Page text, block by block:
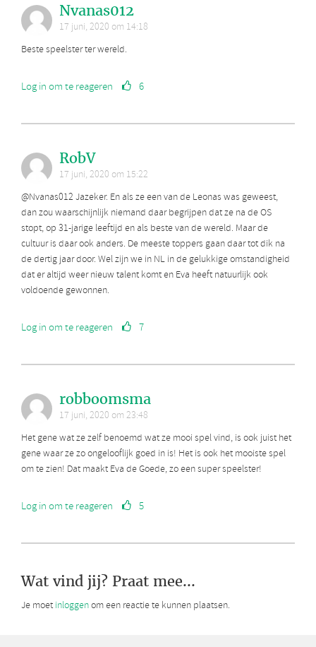
Nvanas012
17 juni, 2020 om 14:18
Beste speelster ter wereld.
Log in om te reageren 6
RobV
17 juni, 2020 om 15:22
@Nvanas012 Jazeker. En als ze een van de Leonas was geweest,
dan zou waarschijnlijk niemand daar begrijpen dat ze na de OS
stopt, op 31-jarige leeftijd en als beste van de wereld. Maar de
cultuur is daar ook anders. De meeste toppers gaan daar tot dik na
de dertig jaar door. Wel zijn we in NL in de gelukkige omstandigheid
dat er altijd weer nieuw talent komt en Eva heeft natuurlijk ook
voldoende gewonnen.
Log in om te reageren 7
robboomsma
17 juni, 2020 om 23:48
Het gene wat ze zelf benoemd wat ze mooi spel vind, is ook juist het
gene waar ze zo ongelooflijk goed in is! Het is ook het mooiste spel
om te zien! Dat maakt Eva de Goede, zo een super speelster!
Log in om te reageren 5
Wat vind jij? Praat mee...
Je moet inloggenom een reactie te kunnen plaatsen.